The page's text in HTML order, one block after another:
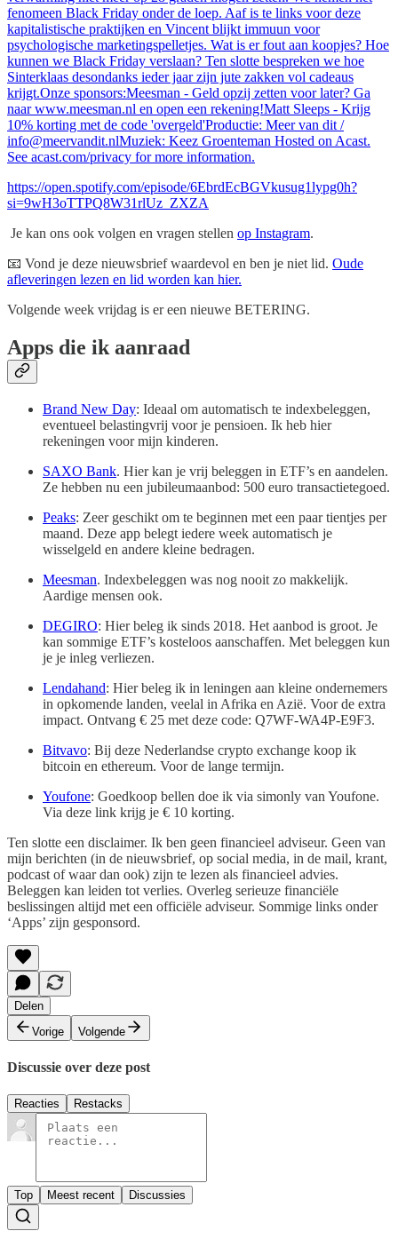
fenomeen Black Friday onder de loep. Aaf is te links voor deze
kapitalistische praktijken en Vincent blijkt immuun voor
psychologische marketingspelletjes. Wat is er fout aan koopjes? Hoe
kunnen we Black Friday verslaan? Ten slotte bespreken we hoe
Sinterklaas desondanks ieder jaar zijn jute zakken vol cadeaus
krijgt.Onze sponsors:Meesman - Geld opzij zetten voor later? Ga
naar www.meesman.nl en open een rekening!Matt Sleeps - Krijg
10% korting met de code 'overgeld'Productie: Meer van dit /
info@meervandit.nlMuziek: Keez Groenteman Hosted on Acast.
See acast.com/privacy for more information.
https://open.spotify.com/episode/6EbrdEcBGVkusug1lypg0h?
si=9wH3oTTPQ8W31rlUz_ZXZA
Je kan ons ook volgen en vragen stellen op Instagram.
📧 Vond je deze nieuwsbrief waardevol en ben je niet lid. Oude
afleveringen lezen en lid worden kan hier.
Volgende week vrijdag is er een nieuwe BETERING.
Apps die ik aanraad
Brand New Day: Ideaal om automatisch te indexbeleggen,
eventueel belastingvrij voor je pensioen. Ik heb hier
rekeningen voor mijn kinderen.
SAXO Bank. Hier kan je vrij beleggen in ETF’s en aandelen.
Ze hebben nu een jubileumaanbod: 500 euro transactietegoed.
Peaks: Zeer geschikt om te beginnen met een paar tientjes per
maand. Deze app belegt iedere week automatisch je
wisselgeld en andere kleine bedragen.
Meesman. Indexbeleggen was nog nooit zo makkelijk.
Aardige mensen ook.
DEGIRO: Hier beleg ik sinds 2018. Het aanbod is groot. Je
kan sommige ETF’s kosteloos aanschaffen. Met beleggen kun
je je inleg verliezen.
Lendahand: Hier beleg ik in leningen aan kleine ondernemers
in opkomende landen, veelal in Afrika en Azië. Voor de extra
impact. Ontvang € 25 met deze code: Q7WF-WA4P-E9F3.
Bitvavo: Bij deze Nederlandse crypto exchange koop ik
bitcoin en ethereum. Voor de lange termijn.
Youfone: Goedkoop bellen doe ik via simonly van Youfone.
Via deze link krijg je € 10 korting.
Ten slotte een disclaimer. Ik ben geen financieel adviseur. Geen van
mijn berichten (in de nieuwsbrief, op social media, in de mail, krant,
podcast of waar dan ook) zijn te lezen als financieel advies.
Beleggen kan leiden tot verlies. Overleg serieuze financiële
beslissingen altijd met een officiële adviseur. Sommige links onder
‘Apps’ zijn gesponsord.
Delen
Vorige
Volgende
Discussie over deze post
Reacties Restacks
Top Meest recent Discussies